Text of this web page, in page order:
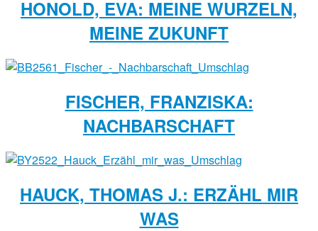
HONOLD, EVA: MEINE WURZELN,
MEINE ZUKUNFT
FISCHER, FRANZISKA:
NACHBARSCHAFT
HAUCK, THOMAS J.: ERZÄHL MIR
WAS